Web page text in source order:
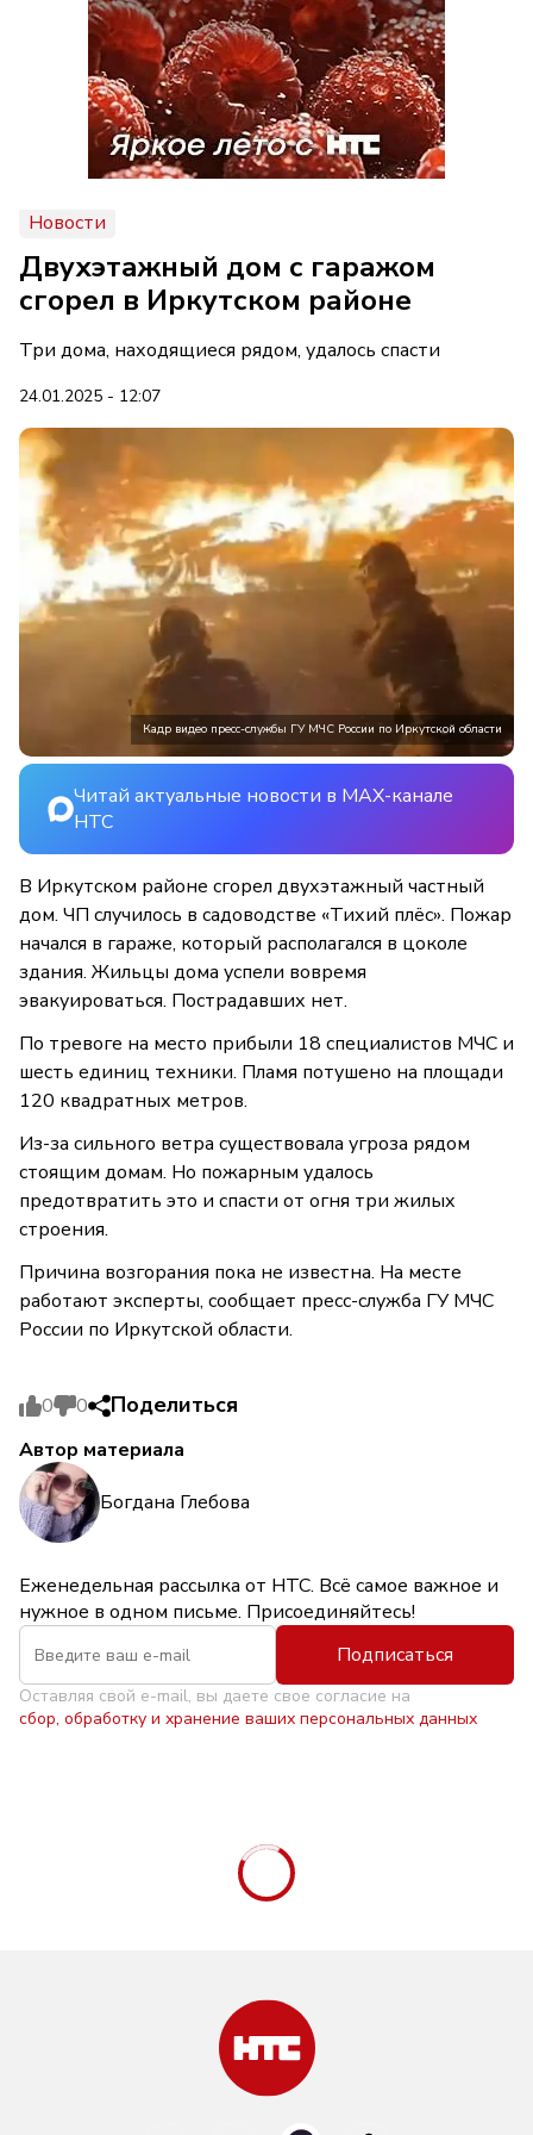
Новости
Двухэтажный дом с гаражом
сгорел в Иркутском районе
Три дома, находящиеся рядом, удалось спасти
24.01.2025 - 12:07
Кадр видео пресс-службы ГУ МЧС России по Иркутской области
Читай актуальные новости в MAX-канале
НТС
В Иркутском районе сгорел двухэтажный частный
дом. ЧП случилось в садоводстве «Тихий плёс». Пожар
начался в гараже, который располагался в цоколе
здания. Жильцы дома успели вовремя
эвакуироваться. Пострадавших нет.
По тревоге на место прибыли 18 специалистов МЧС и
шесть единиц техники. Пламя потушено на площади
120 квадратных метров.
Из-за сильного ветра существовала угроза рядом
стоящим домам. Но пожарным удалось
предотвратить это и спасти от огня три жилых
строения.
Причина возгорания пока не известна. На месте
работают эксперты, сообщает пресс-служба ГУ МЧС
России по Иркутской области.
0 0 Поделиться
Автор материала
Богдана Глебова
Еженедельная рассылка от НТС. Всё самое важное и
нужное в одном письме. Присоединяйтесь!
Подписаться
Оставляя свой e-mail, вы даете свое согласие на
сбор, обработку и хранение ваших персональных данных